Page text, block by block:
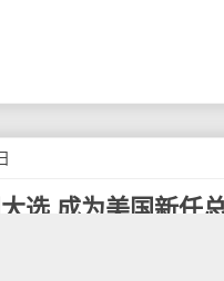
选 成为美国新任